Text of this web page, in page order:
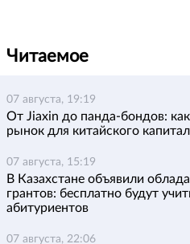
Читаемое
07 августа, 19:19
От Jiaxin до панда-бондов:
рынок для китайского
07 августа, 15:19
В Казахстане объявили
грантов: бесплатно будут
абитуриентов
07 августа, 22:06